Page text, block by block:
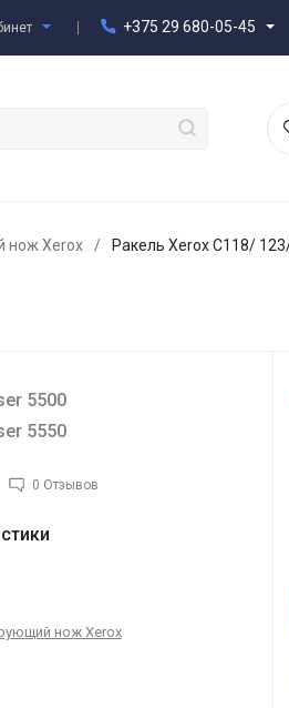
+375 29 680-05-45
нож Xerox / Ракель Xerox C118/
5500
5550
0 Отзывов
нож Xerox